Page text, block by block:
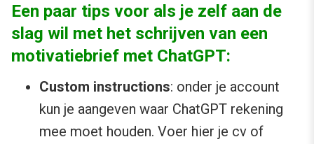
Een paar tips voor als je zelf aan de
slag wil met het schrijven van een
motivatiebrief met ChatGPT:
Custom instructions: onder je account
kun je aangeven waar ChatGPT rekening
mee moet houden. Voer hier je cv of